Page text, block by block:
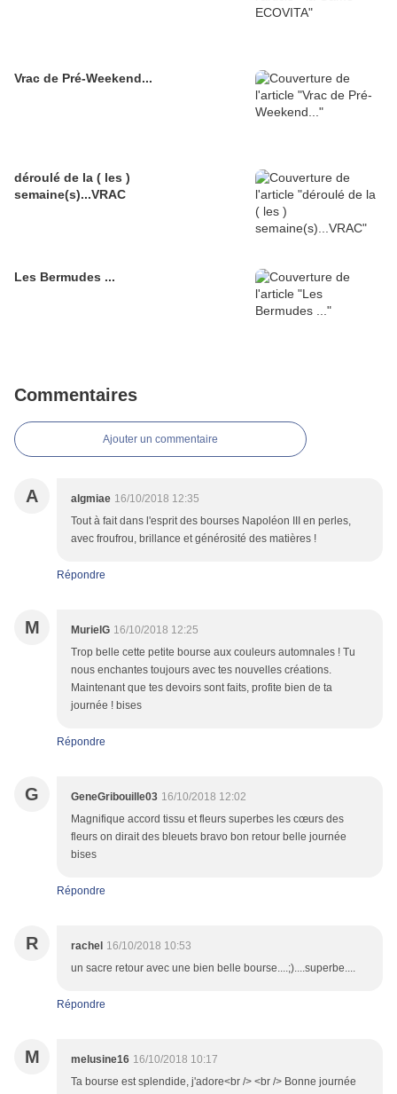
Vrac de Pré-Weekend...
déroulé de la ( les )
semaine(s)...VRAC
Les Bermudes ...
Commentaires
Ajouter un commentaire
A algmiae 16/10/2018 12:35
Tout à fait dans l'esprit des bourses Napoléon III en perles,
avec froufrou, brillance et générosité des matières !
Répondre
M MurielG 16/10/2018 12:25
Trop belle cette petite bourse aux couleurs automnales ! Tu
nous enchantes toujours avec tes nouvelles créations.
Maintenant que tes devoirs sont faits, profite bien de ta
journée ! bises
Répondre
G GeneGribouille03 16/10/2018 12:02
Magnifique accord tissu et fleurs superbes les cœurs des
fleurs on dirait des bleuets bravo bon retour belle journée
bises
Répondre
R rachel 16/10/2018 10:53
un sacre retour avec une bien belle bourse....;)....superbe....
Répondre
M melusine16 16/10/2018 10:17
Ta bourse est splendide, j'adore<br /> <br /> Bonne journée